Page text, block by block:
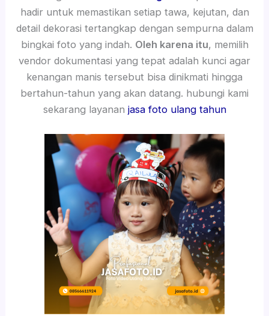
hadir untuk memastikan setiap tawa, kejutan, dan
detail dekorasi tertangkap dengan sempurna dalam
bingkai foto yang indah. Oleh karena itu, memilih
vendor dokumentasi yang tepat adalah kunci agar
kenangan manis tersebut bisa dinikmati hingga
bertahun-tahun yang akan datang. hubungi kami
sekarang layanan jasa foto ulang tahun